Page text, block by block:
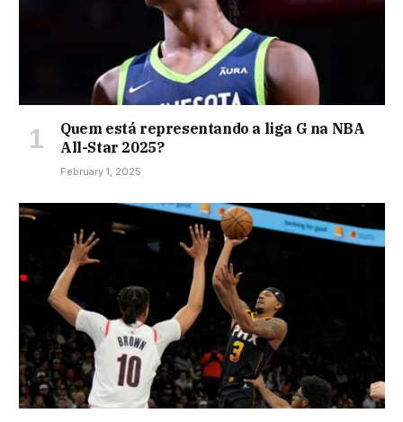
Quem está representando a liga G na NBA
All-Star 2025?
February 1, 2025